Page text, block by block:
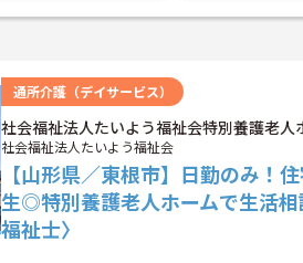
通所介護（デイサービス）
社会福祉法人たいよう福祉会特別養護老人
社会福祉法人たいよう福祉会
【山形県／東根市】日勤のみ！
生◎特別養護老人ホームで生活
福祉士〉